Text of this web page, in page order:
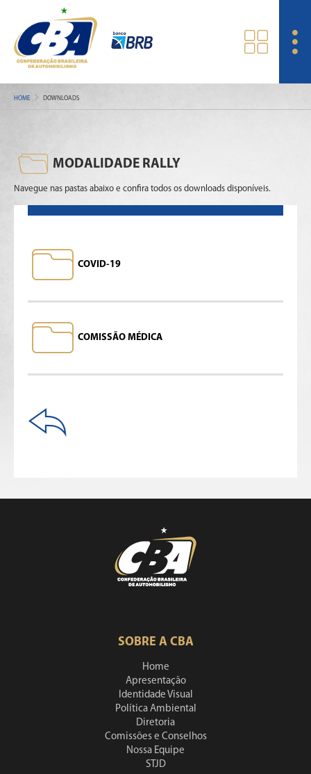
HOME DOWNLOADS
MODALIDADE RALLY
Navegue nas pastas abaixo e confira todos os downloads disponíveis.
COVID-19
COMISSÃO MÉDICA
SOBRE A CBA
Home
Apresentação
Identidade Visual
Política Ambiental
Diretoria
Comissões e Conselhos
Nossa Equipe
STJD